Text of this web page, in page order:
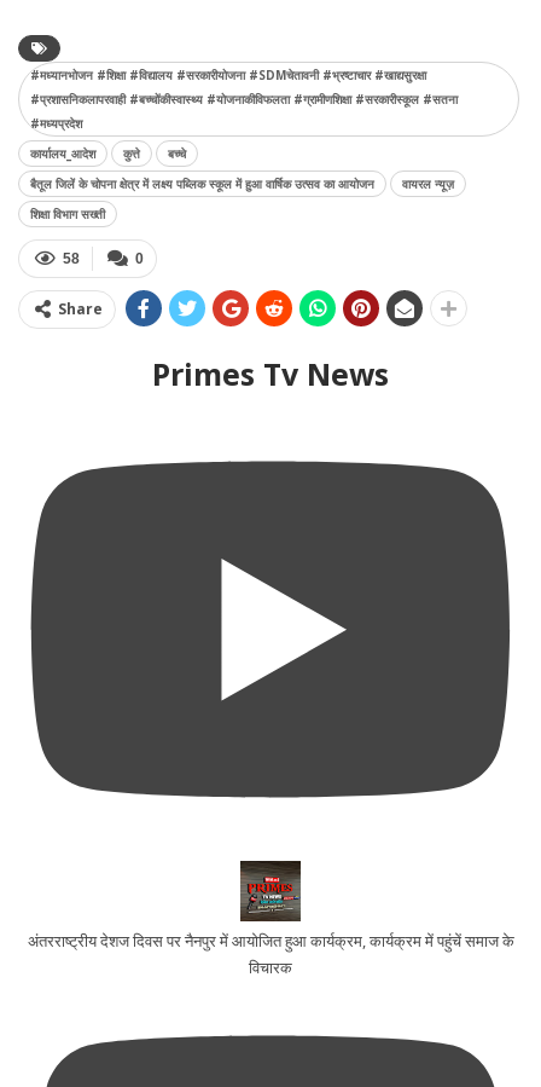
#मध्यानभोजन #शिक्षा #विद्यालय #सरकारीयोजना #SDMचेतावनी #भ्रष्टाचार #खाद्यसुरक्षा
#प्रशासनिकलापरवाही #बच्चोंकीस्वास्थ्य #योजनाकीविफलता #ग्रामीणशिक्षा #सरकारीस्कूल #सतना
#मध्यप्रदेश
कार्यालय_आदेश
कुत्ते
बच्चे
बैतूल जिलें के चोपना क्षेत्र में लक्ष्य पब्लिक स्कूल में हुआ वार्षिक उत्सव का आयोजन
वायरल न्यूज़
शिक्षा विभाग सख्ती
0
58
Share
Primes Tv News
अंतरराष्ट्रीय देशज दिवस पर नैनपुर में आयोजित हुआ कार्यक्रम, कार्यक्रम में पहुंचें समाज के
विचारक